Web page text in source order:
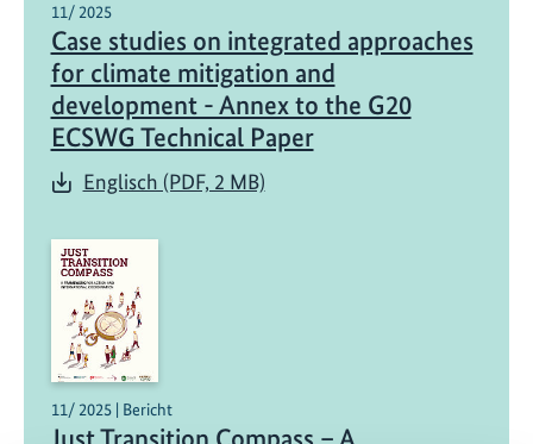
11/ 2025
Case studies on integrated approaches
for climate mitigation and
development - Annex to the G20
ECSWG Technical Paper
Englisch (PDF, 2 MB)
11/ 2025 | Bericht